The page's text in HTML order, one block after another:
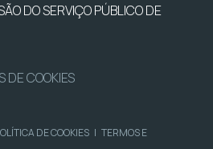
DO SERVIÇO PÚBLICO DE
DE COOKIES
DE COOKIES | TERMOS E